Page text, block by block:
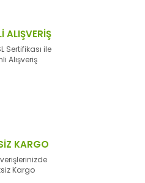
ALIŞVERİŞ
Sertifikası ile
Alışveriş
KARGO
Kargo